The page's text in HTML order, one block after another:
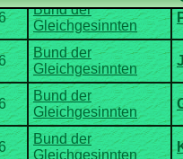
Bund der
Bund der
Bund der
Bund der
Typ: